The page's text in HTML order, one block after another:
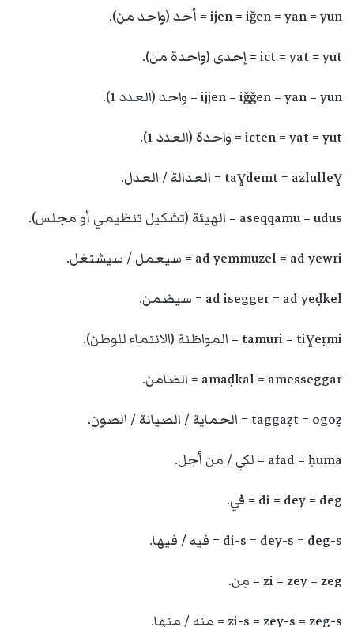
ijen = iǧen = yan = yun = أحد (واحد من).
ict = yat = yut = إحدى (واحدة من).
ijjen = iǧǧen = yan = yun = واحد (العدد 1).
icten = yat = yut = واحدة (العدد 1).
taɣdemt = azlulleɣ = العدالة / العدل.
aseqqamu = udus = الهيئة (تشكيل تنظيمي أو مجلس).
ad yemmuzel = ad yewri = سيعمل / سيشتغل.
ad isegger = ad yeḍkel = سيضمن.
tamuri = tiɣeṛmi = المواطَنة (الانتماء للوطن).
amaḍkal = amesseggar = الضامن.
taggaẓt = ogoẓ = الحماية / الصيانة / الصون.
afad = ḥuma = لكي / من أجل.
di = dey = deg = في.
di-s = dey-s = deg-s = فيه / فيها.
zi = zey = zeg = مِن.
zi-s = zey-s = zeg-s = منه / منها.